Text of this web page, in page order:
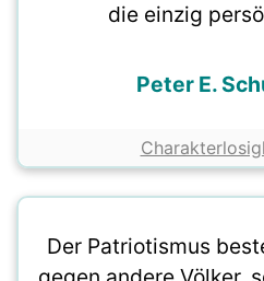
die einzig
Peter E.
Der Patriotismus